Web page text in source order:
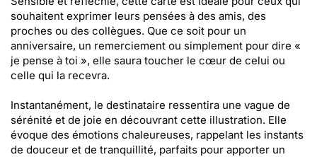
souhaitent exprimer leurs pensées à des amis, des
proches ou des collègues. Que ce soit pour un
anniversaire, un remerciement ou simplement pour dire «
je pense à toi », elle saura toucher le cœur de celui ou
celle qui la recevra.
Instantanément, le destinataire ressentira une vague de
sérénité et de joie en découvrant cette illustration. Elle
évoque des émotions chaleureuses, rappelant les instants
de douceur et de tranquillité, parfaits pour apporter un